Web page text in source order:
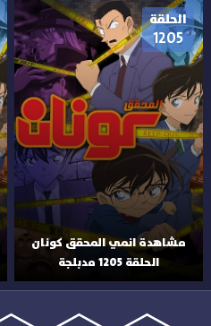
الحلقة
1205
مشاهدة انمي المحقق كونان
الحلقة 1205 مدبلجة